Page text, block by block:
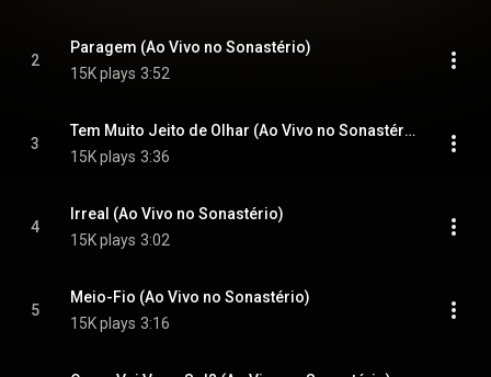
2
Paragem (Ao Vivo no Sonastério)
15K plays 3:52
3
Tem Muito Jeito de Olhar (Ao Vivo no Sonastério)
15K plays 3:36
4
Irreal (Ao Vivo no Sonastério)
15K plays 3:02
5
Meio-Fio (Ao Vivo no Sonastério)
15K plays 3:16